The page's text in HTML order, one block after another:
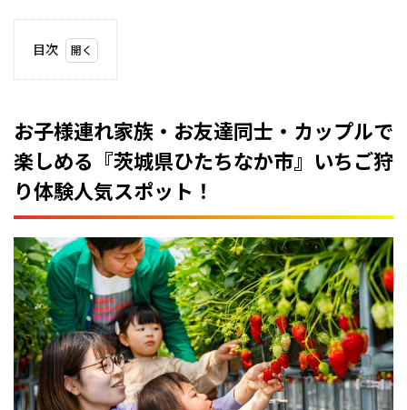
目次
れ家
族・
お友
達同
士・
カッ
プル
で楽
しめ
る
『茨
城県
ひた
ちな
か
市』
いち
ご狩
お子様連れ家族・お友達同士・カップルで
楽しめる『茨城県ひたちなか市』いちご狩
り体験人気スポット！